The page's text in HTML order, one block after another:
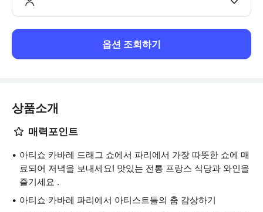
옵션 조회하기
상품소개
매력포인트
아티쇼 카바레 드래그 쇼에서 파리에서 가장 따뜻한 쇼에 매
료되어 저녁을 보내세요! 맛있는 전통 프랑스 식당과 와인을
즐기세요 .
아티쇼 카바레 파리에서 아티스트들의 춤 감상하기